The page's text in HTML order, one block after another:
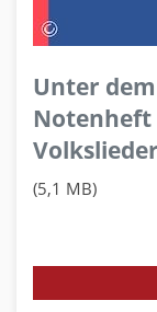
Unter
Notenheft
(5,1 MB)